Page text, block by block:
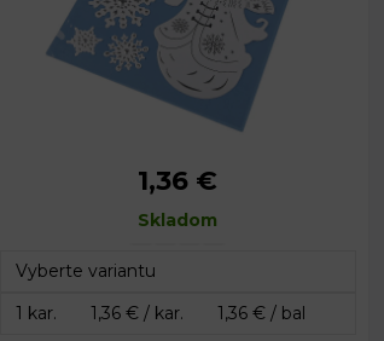
Rozmery balenia:1,36 €
Skladom